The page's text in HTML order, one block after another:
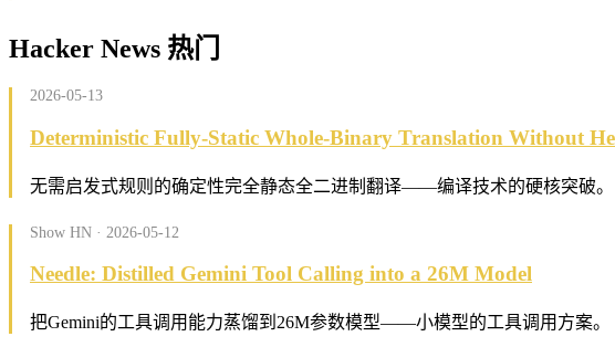
Hacker News 热门
2026-05-13
Deterministic Fully-Static Whole-Binary Translation Without
无需启发式规则的确定性完全静态全二进制翻译——编译技术的硬核突破。
Show HN · 2026-05-12
Needle: Distilled Gemini Tool Calling into a 26M Model
把Gemini的工具调用能力蒸馏到26M参数模型——小模型的工具调用方案。